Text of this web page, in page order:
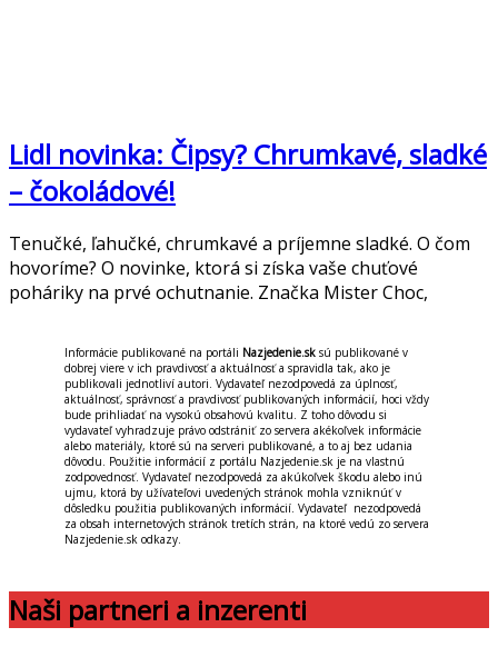
Lidl novinka: Čipsy? Chrumkavé, sladké
– čokoládové!
Tenučké, ľahučké, chrumkavé a príjemne sladké. O čom
hovoríme? O novinke, ktorá si získa vaše chuťové
poháriky na prvé ochutnanie. Značka Mister Choc,
Informácie publikované na portáli Nazjedenie.sk sú publikované v
dobrej viere v ich pravdivosť a aktuálnosť a spravidla tak, ako je
publikovali jednotliví autori. Vydavateľ nezodpovedá za úplnosť,
aktuálnosť, správnosť a pravdivosť publikovaných informácií, hoci vždy
bude prihliadať na vysokú obsahovú kvalitu. Z toho dôvodu si
vydavateľ vyhradzuje právo odstrániť zo servera akékoľvek informácie
alebo materiály, ktoré sú na serveri publikované, a to aj bez udania
dôvodu. Použitie informácií z portálu Nazjedenie.sk je na vlastnú
zodpovednosť. Vydavateľ nezodpovedá za akúkoľvek škodu alebo inú
ujmu, ktorá by užívateľovi uvedených stránok mohla vzniknúť v
dôsledku použitia publikovaných informácií. Vydavateľ nezodpovedá
za obsah internetových stránok tretích strán, na ktoré vedú zo servera
Nazjedenie.sk odkazy.
Naši partneri a inzerenti